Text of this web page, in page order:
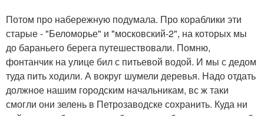
Потом про набережную подумала. Про кораблики эти
старые - "Беломорье" и "московский-2", на которых мы
до бараньего берега путешествовали. Помню,
фонтанчик на улице бил с питьевой водой. И мы с дедом
туда пить ходили. А вокруг шумели деревья. Надо отдать
должное нашим городским начальникам, вс ж таки
смогли они зелень в Петрозаводске сохранить. Куда ни